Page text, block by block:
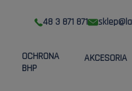
48 3 871 871
OCHRONA
BHP
AKCESORIA